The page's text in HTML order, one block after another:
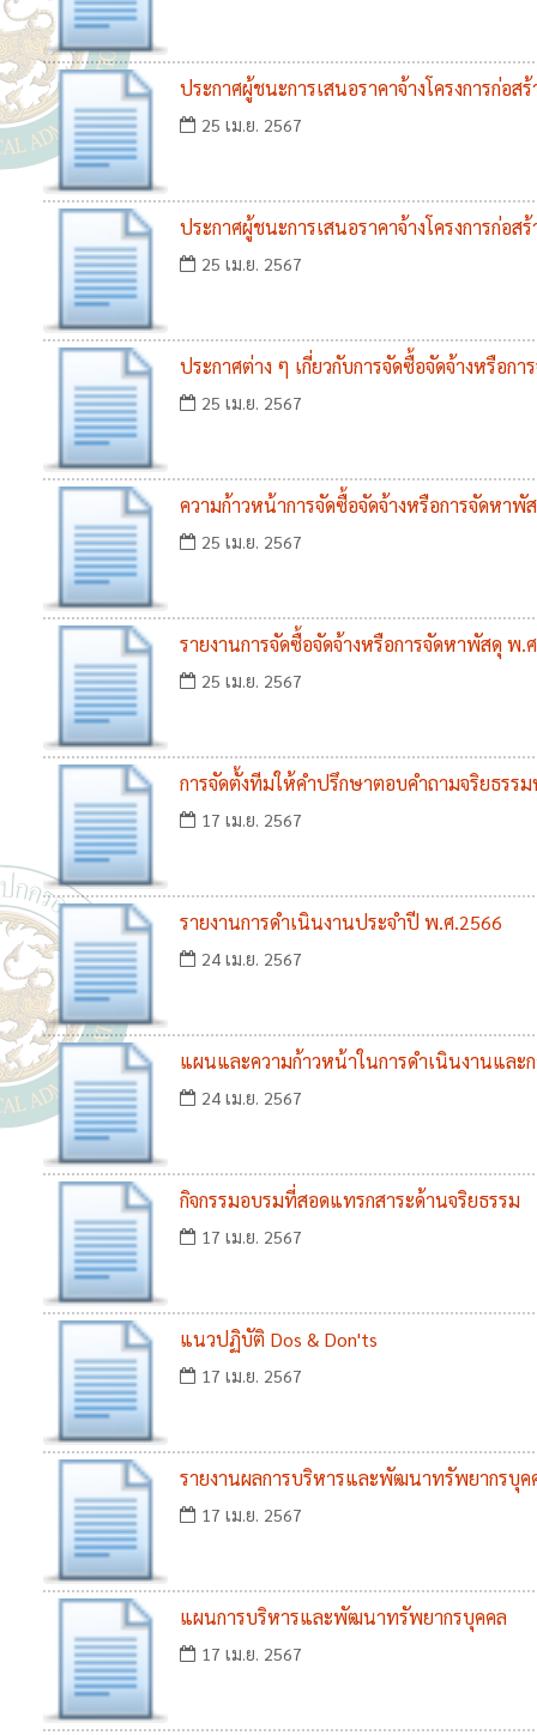
ประกาศผู้ชนะการเสนอราคาจ้างโครงการก่อ
โคกว่าน
25 เม.ย. 2567
ประกาศผู้ชนะการเสนอราคาจ้างโครงการก่
บ้านโคกว่าน
25 เม.ย. 2567
ประกาศต่าง ๆ เกี่ยวกับการจัดซื้อจัดจ้างหรือก
25 เม.ย. 2567
ความก้าวหน้าการจัดซื้อจัดจ้างหรือการจัดหา
แล้ว ณ 31 มีนาคม 2567
25 เม.ย. 2567
รายงานการจัดซื้อจัดจ้างหรือการจัดหาพัสดุ พ.
25 เม.ย. 2567
การจัดตั้งทีมให้คำปรึกษาตอบคำถามจริยธรร
จริยธรรม
17 เม.ย. 2567
รายงานการดำเนินงานประจำปี พ.ศ.2566
24 เม.ย. 2567
แผนและความก้าวหน้าในการดำเนินงานและ
24 เม.ย. 2567
กิจกรรมอบรมที่สอดแทรกสาระด้านจริยธรรม
17 เม.ย. 2567
แนวปฏิบัติ Dos & Don'ts
17 เม.ย. 2567
รายงานผลการบริหารและพัฒนาทรัพยากรบุค
17 เม.ย. 2567
แผนการบริหารและพัฒนาทรัพยากรบุคคล
17 เม.ย. 2567